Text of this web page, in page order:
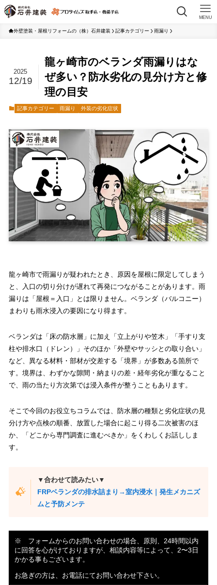
MENU
外壁塗装・屋根リフォームの（株）石井建装 記事カテゴリー 雨漏り
龍ヶ崎市のベランダ雨漏りはな
ぜ多い？防水劣化の見分け方と修
理の目安
2025
12/19
記事カテゴリー 雨漏り 外装の劣化症状
龍ヶ崎市で雨漏りが疑われたとき、原因を屋根に限定してしまう
と、入口の切り分けが遅れて再発につながることがあります。雨
漏りは「屋根＝入口」とは限りません。ベランダ（バルコニー）
まわりも雨水浸入の要因になり得ます。
ベランダは「床の防水層」に加え「立上がりや笠木」「手すり支
柱や排水口（ドレン）」そのほか「外壁やサッシとの取り合い」
など、異なる材料・部材が交差する「境界」が多数ある箇所で
す。境界は、わずかな隙間・納まりの差・経年劣化が重なること
で、雨の当たり方次第では浸入条件が整うこともあります。
そこで今回のお役立ちコラムでは、防水層の種類と劣化症状の見
分け方や点検の順番、放置した場合に起こり得る二次被害のほ
か、「どこから専門調査に進むべきか」をくわしくお話ししま
す。
▼合わせて読みたい▼
FRPベランダの排水詰まり→室内浸水｜発生メカニズ
ムと予防メンテ
※ フォームからのお問い合わせの場合、原則、24時間以内
に回答を心がけておりますが、相談内容等によって、2〜3日
かかる事もございます。
お急ぎの方は、お電話にてお問い合わせ下さい。